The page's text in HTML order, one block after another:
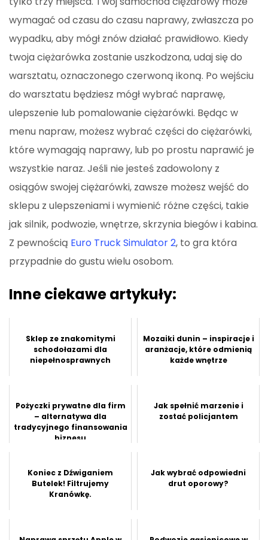
wymagać od czasu do czasu naprawy, zwłaszcza po
wypadku, aby mógł znów działać prawidłowo. Kiedy
twoja ciężarówka zostanie uszkodzona, udaj się do
warsztatu, oznaczonego czerwoną ikoną. Po wejściu
do warsztatu będziesz mógł wybrać naprawę,
ulepszenie lub pomalowanie ciężarówki. Będąc w
menu napraw, możesz wybrać części do ciężarówki,
które wymagają naprawy, lub po prostu naprawić je
wszystkie naraz. Jeśli nie jesteś zadowolony z
osiągów swojej ciężarówki, zawsze możesz wejść do
sklepu z ulepszeniami i wymienić różne części, takie
jak silnik, podwozie, wnętrze, skrzynia biegów i kabina.
Z pewnością Euro Truck Simulator 2, to gra która
przypadnie do gustu wielu osobom.
Inne ciekawe artykuły:
Sklep ze znakomitymi
schodołazami dla
niepełnosprawnych
Mozaiki dunin – inspiracje i
aranżacje, które odmienią
każde wnętrze
Pożyczki prywatne dla firm
– alternatywa dla
tradycyjnego finansowania
biznesu
Jak spełnić marzenie i
zostać policjantem
Koniec z Dźwiganiem
Butelek! Filtrujemy
Kranówkę.
Jak wybrać odpowiedni
drut oporowy?